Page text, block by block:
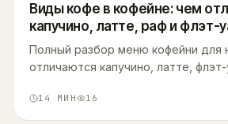
Виды кофе в кофейне: чем
капучино, латте, раф и флэт-
Полный разбор меню кофейни для
отличаются капучино, латте,
заказать под свой вкус.
14 МИН 16